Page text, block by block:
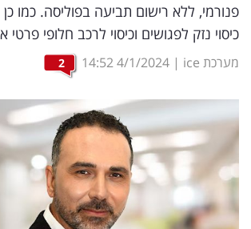
משפט
מדדים
דעות
רכילות
עסקית
קריפטו
פנורמי, ללא רישום תביעה בפוליסה. כמו
כיסוי נזק לפגושים וכיסוי לרכב חלופי פרטי
מערכת ice |
4/1/2024
14:52
2